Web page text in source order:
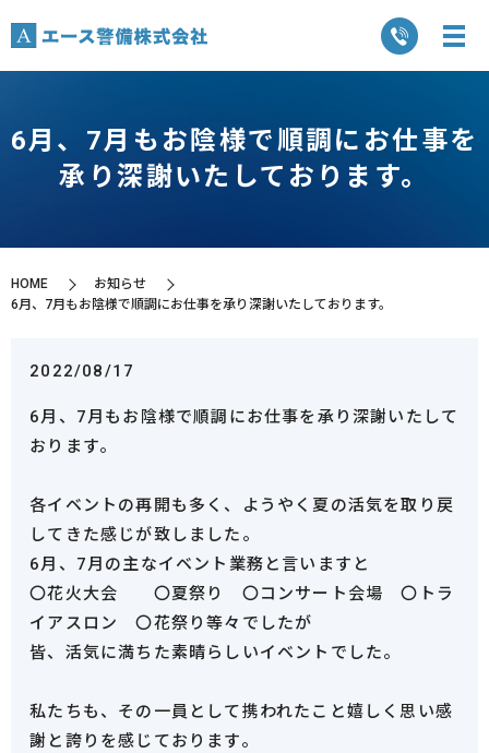
6月、7月もお陰様で順調にお仕事を
承り深謝いたしております。
HOME
お知らせ
6月、7月もお陰様で順調にお仕事を承り深謝いたしております。
2022/08/17
6月、7月もお陰様で順調にお仕事を承り深謝いたして
おります。
各イベントの再開も多く、ようやく夏の活気を取り戻
してきた感じが致しました。
6月、7月の主なイベント業務と言いますと
〇花火大会 〇夏祭り 〇コンサート会場 〇トラ
イアスロン 〇花祭り等々でしたが
皆、活気に満ちた素晴らしいイベントでした。
私たちも、その一員として携われたこと嬉しく思い感
謝と誇りを感じております。